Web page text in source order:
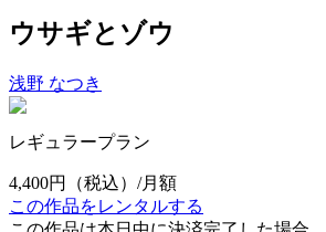
ウサギとゾウ
浅野 なつき
レギュラープラン
4,400円
（税込）/月額
この作品をレンタルする